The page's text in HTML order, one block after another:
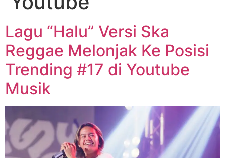
Lagu “Halu” Versi Ska
Reggae Melonjak Ke Posisi
Trending #17 di Youtube
Musik